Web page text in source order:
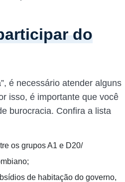
do
é necessário atender alguns
isso, é importante que você
burocracia. Confira a lista
os grupos A1 e D20/
de habitação do governo,